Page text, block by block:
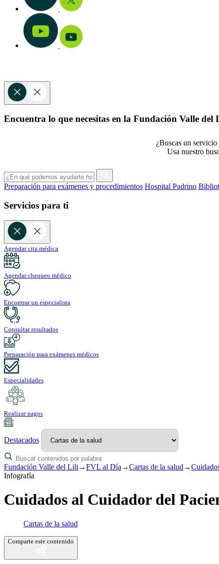
Encuentra lo que necesitas en la Fundación Valle del
¿Buscas un
Usa nuestro
Preparación para exámenes y procedimientos Hospital Padrino
Servicios para ti
Agendar cita médica
Agendar chequeo médico
Encontrar un especialista
Consultar resultados
Preparación para exámenes médicos
Especialidades
Realizar pagos
Destacados
Fundación Valle del Lili →FVL al Día →Cartas de la salud →
Infografía
Cuidados al Cuidador del
Cartas de la salud
Comparte este contenido